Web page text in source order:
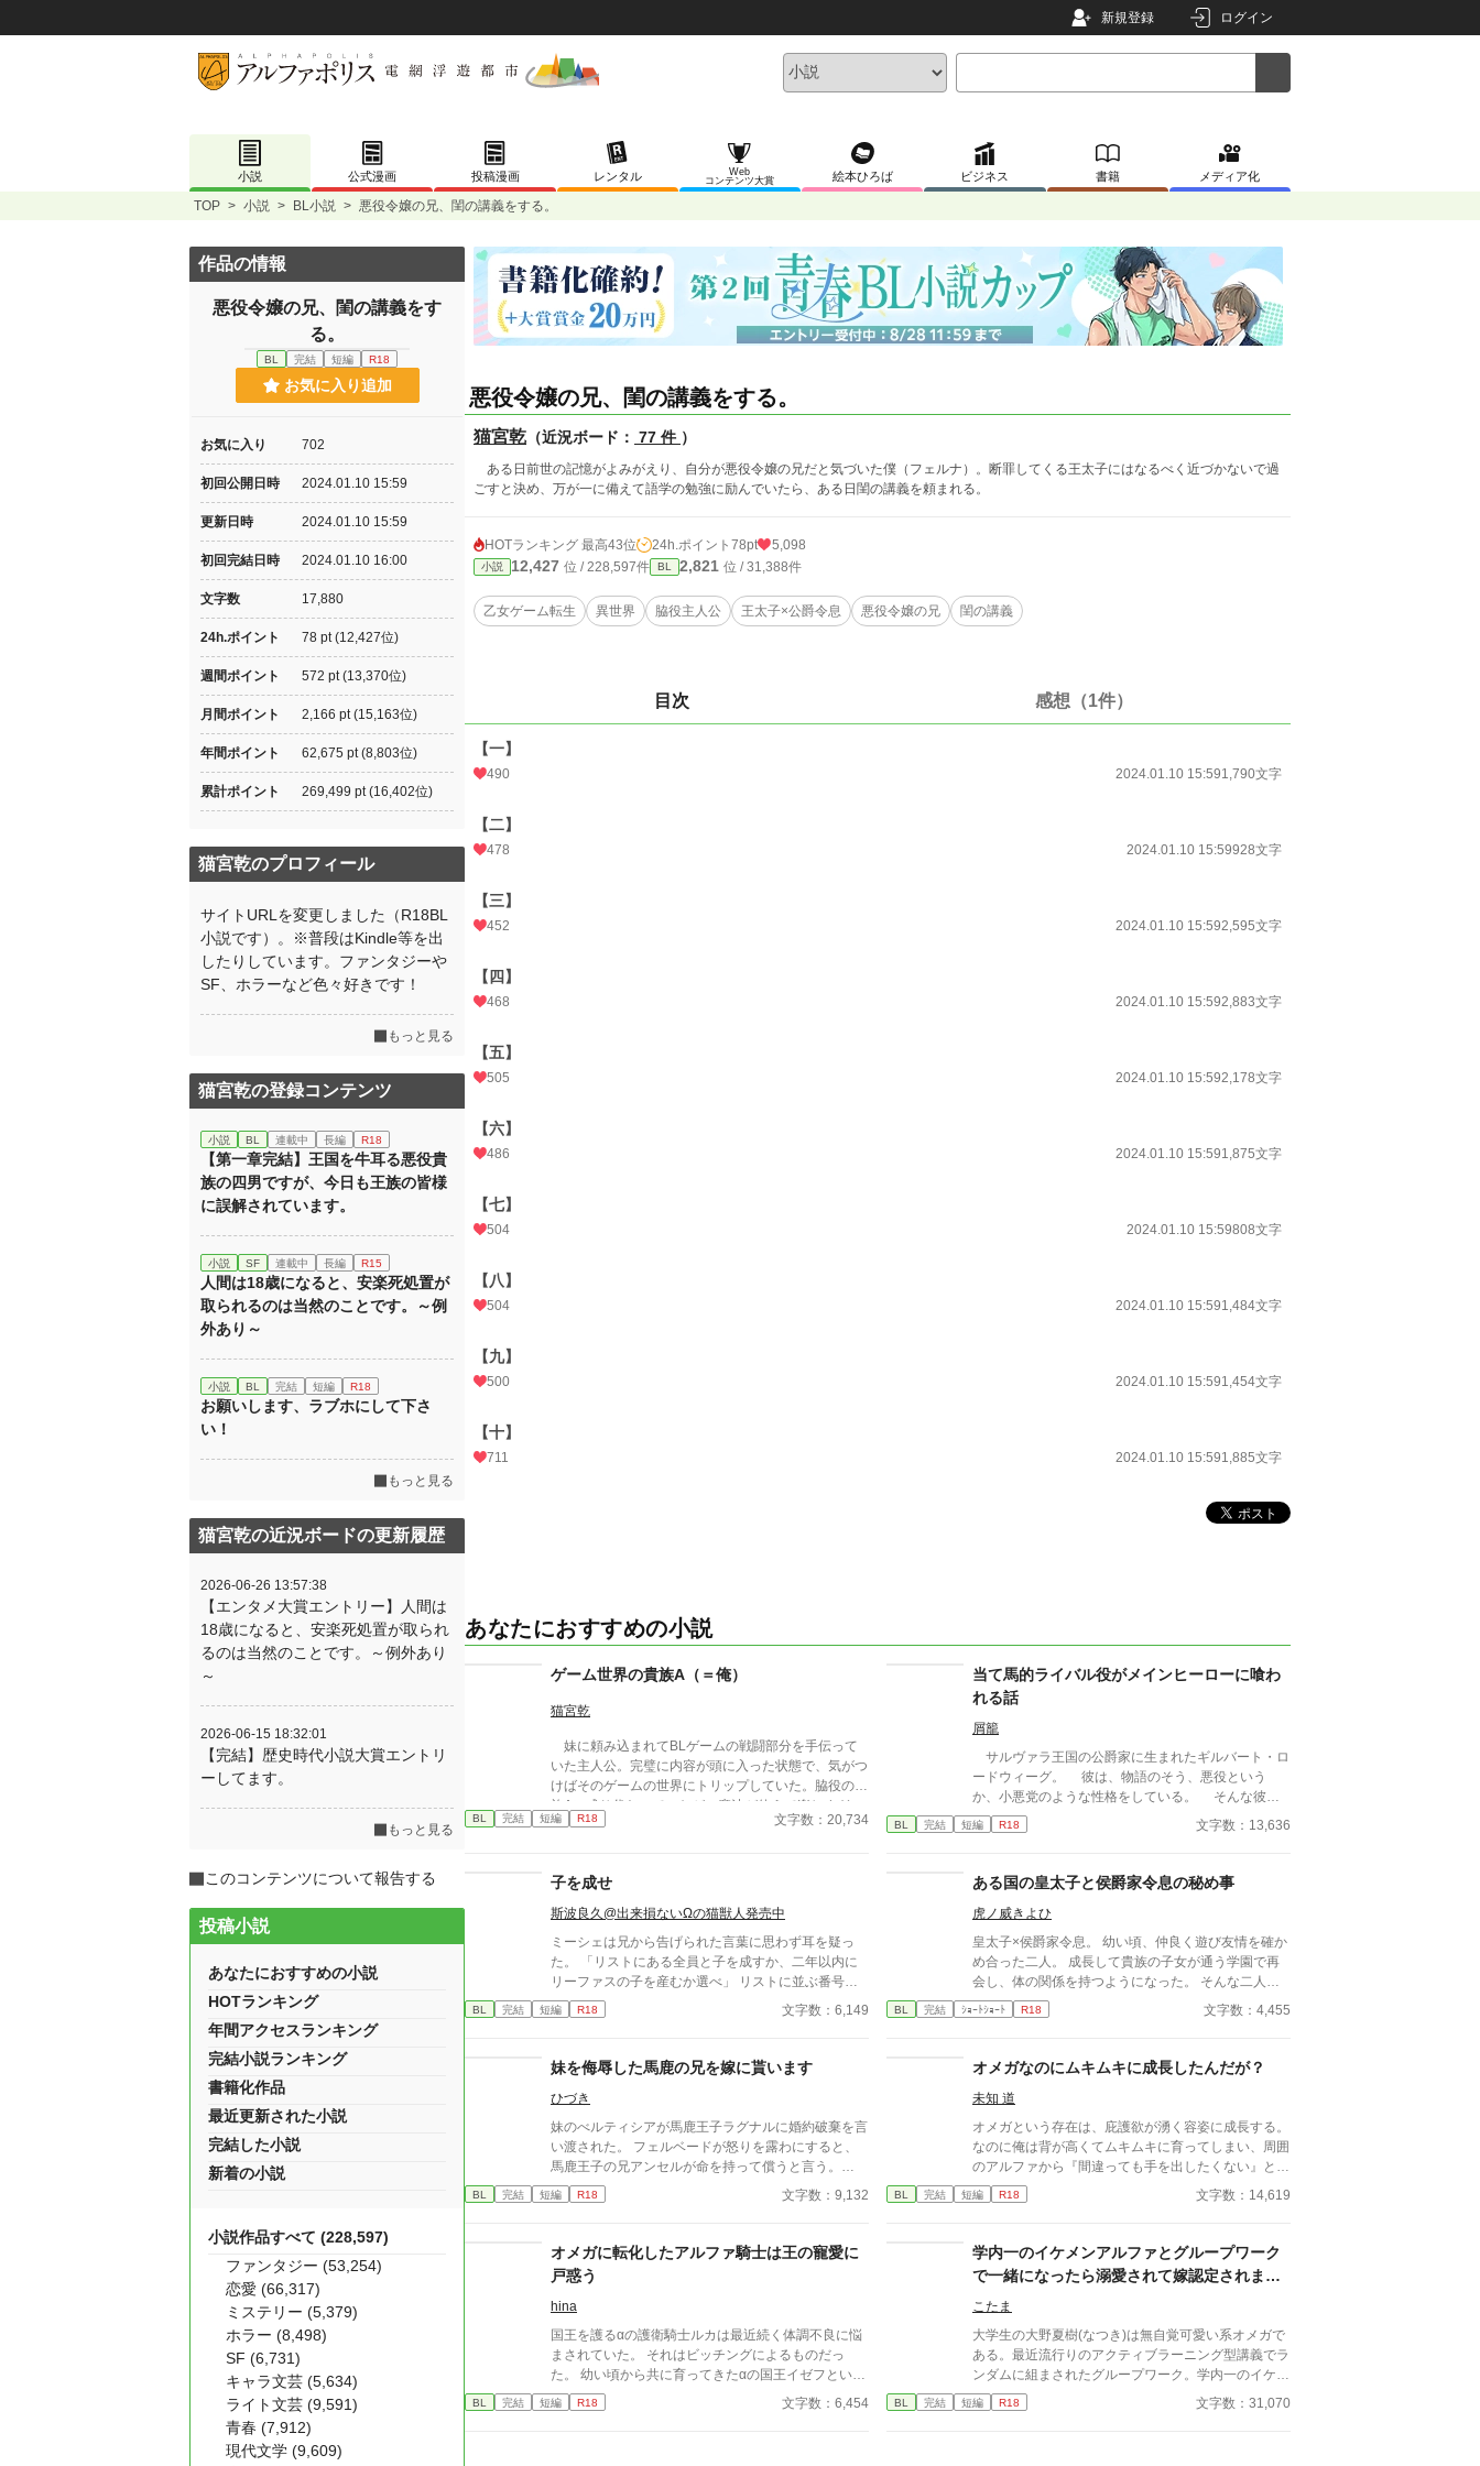
新規登録 ログイン
小説 公式漫画 投稿漫画 レンタル
Web
コンテンツ大賞
絵本ひろば ビジネス 書籍 メディア化
TOP > 小説 > BL小説 > 悪役令嬢の兄、閨の講義をする。
悪役令嬢の兄、閨の講義をする。
猫宮乾 （近況ボード： 77 件 ）
ある日前世の記憶がよみがえり、自分が悪役令嬢の兄だと気づいた僕（フェルナ）。断罪してくる王太子にはなるべく近づかないで過
ごすと決め、万が一に備えて語学の勉強に励んでいたら、ある日閨の講義を頼まれる。
HOTランキング 最高43位 24h.ポイント 78pt 5,098
小説 12,427 位 / 228,597件 BL 2,821 位 / 31,388件
乙女ゲーム転生 異世界 脇役主人公 王太子×公爵令息 悪役令嬢の兄 閨の講義
目次 感想（1件）
【一】
490 2024.01.10 15:591,790文字
【二】
478 2024.01.10 15:59928文字
【三】
452 2024.01.10 15:592,595文字
【四】
468 2024.01.10 15:592,883文字
【五】
505 2024.01.10 15:592,178文字
【六】
486 2024.01.10 15:591,875文字
【七】
504 2024.01.10 15:59808文字
【八】
504 2024.01.10 15:591,484文字
【九】
500 2024.01.10 15:591,454文字
【十】
711 2024.01.10 15:591,885文字
あなたにおすすめの小説
ゲーム世界の貴族A（＝俺）
猫宮乾
妹に頼み込まれてBLゲームの戦闘部分を手伝って
いた主人公。完璧に内容が頭に入った状態で、気がつ
けばそのゲームの世界にトリップしていた。脇役の貴
族Aに成り代わっていたが、魔法が使えて楽しすぎ
た！ が、BLゲームの世界だって事を忘れていた。
BL 完結 短編 R18 文字数：20,734
当て馬的ライバル役がメインヒーローに喰わ
れる話
屑籠
サルヴァラ王国の公爵家に生まれたギルバート・ロ
ードウィーグ。 彼は、物語のそう、悪役という
か、小悪党のような性格をしている。 そんな彼
と、彼を溺愛する、物語のヒーローみたいにキラキラ
輝いている平民、アルベルト・グラーツのお話。
BL 完結 短編 R18 文字数：13,636
子を成せ
斯波良久@出来損ないΩの猫獣人発売中
ミーシェは兄から告げられた言葉に思わず耳を疑っ
た。 「リストにある全員と子を成すか、二年以内に
リーファスの子を産むか選べ」 リストに並ぶ番号は
全部で十八もあり、その下には追加される可能性があ
る名前が続いている。これは孕み腹として生きろとい
て、譲歩しているわけではない。
BL 完結 短編 R18 文字数：6,149
ある国の皇太子と侯爵家令息の秘め事
虎ノ威きよひ
皇太子×侯爵家令息。 幼い頃、仲良く遊び友情を確か
め合った二人。 成長して貴族の子女が通う学園で再
会し、体の関係を持つようになった。 そんな二人の
ある日の秘め事。 前後編、4000字ほどで完結。 Rシ
ーンは後編。
BL 完結 ｼｮｰﾄｼｮｰﾄ R18 文字数：4,455
妹を侮辱した馬鹿の兄を嫁に貰います
ひづき
妹のべルティシアが馬鹿王子ラグナルに婚約破棄を言
い渡された。 フェルベードが怒りを露わにすると、
馬鹿王子の兄アンセルが命を持って償うと言う。
「よし。お前が俺に嫁げ」
BL 完結 短編 R18 文字数：9,132
オメガなのにムキムキに成長したんだが？
未知 道
オメガという存在は、庇護欲が湧く容姿に成長する。
なのに俺は背が高くてムキムキに育ってしまい、周囲
のアルファから『間違っても手を出したくない』と言
われたこともある。 お見合いパーティーにも行った
が、あまりに容姿重視なアルファ達に「ざっけんじゃ
ーーー！！」とキレて帰り、幼なじみの和紗に愚痴を
聞いてもらう始末。 発情期が近いからと、帰りに寄
った病院で判明した事実に、衝撃と怒りが込み上げて
――。 ※攻めがけっこうなクズです。でも本人はそ
れに気が付いていないし、むしろ正当なことだと思っ
ています。 同意なく薬を服用させる描写があります
ので、不快になる方はブラウザバックをお願いしま
す。
BL 完結 短編 R18 文字数：14,619
オメガに転化したアルファ騎士は王の寵愛に
戸惑う
hina
国王を護るαの護衛騎士ルカは最近続く体調不良に悩
まされていた。 それはビッチングによるものだっ
た。 幼い頃から共に育ってきたαの国王イゼフといつ
からか身体の関係を持っていたが、それが原因とは思
ってもみなかった。 国王から寵愛され戸惑うルカの
BL 完結 短編 R18 文字数：6,454
学内一のイケメンアルファとグループワーク
で一緒になったら溺愛されて嫁認定されまし
た
こたま
大学生の大野夏樹(なつき)は無自覚可愛い系オメガで
ある。最近流行りのアクティブラーニング型講義でラ
ンダムに組まされたグループワーク。学内一のイケメ
ンで優良物件と有名なアルファの金沢颯介(そうすけ)
と一緒のグループになったら…。アルファ×オメガの
BL 完結 短編 R18 文字数：31,070
作品の情報
悪役令嬢の兄、閨の講義をす
る。
BL 完結 短編 R18
お気に入り追加
お気に入り 702
初回公開日時 2024.01.10 15:59
更新日時 2024.01.10 15:59
初回完結日時 2024.01.10 16:00
文字数 17,880
24h.ポイント 78 pt (12,427位)
週間ポイント 572 pt (13,370位)
月間ポイント 2,166 pt (15,163位)
年間ポイント 62,675 pt (8,803位)
累計ポイント 269,499 pt (16,402位)
猫宮乾のプロフィール
サイトURLを変更しました（R18BL
小説です）。※普段はKindle等を出
したりしています。ファンタジーや
SF、ホラーなど色々好きです！
もっと見る
猫宮乾の登録コンテンツ
小説 BL 連載中 長編 R18
【第一章完結】王国を牛耳る悪役貴
族の四男ですが、今日も王族の皆様
に誤解されています。
小説 SF 連載中 長編 R15
人間は18歳になると、安楽死処置が
取られるのは当然のことです。～例
外あり～
小説 BL 完結 短編 R18
お願いします、ラブホにして下さ
い！
もっと見る
猫宮乾の近況ボードの更新履歴
2026-06-26 13:57:38
【エンタメ大賞エントリー】人間は
18歳になると、安楽死処置が取られ
るのは当然のことです。～例外あり
～
2026-06-15 18:32:01
【完結】歴史時代小説大賞エントリ
ーしてます。
もっと見る
このコンテンツについて報告する
投稿小説
あなたにおすすめの小説
HOTランキング
年間アクセスランキング
完結小説ランキング
書籍化作品
最近更新された小説
完結した小説
新着の小説
小説作品すべて (228,597)
ファンタジー (53,254)
恋愛 (66,317)
ミステリー (5,379)
ホラー (8,498)
SF (6,731)
キャラ文芸 (5,634)
ライト文芸 (9,591)
青春 (7,912)
現代文学 (9,609)